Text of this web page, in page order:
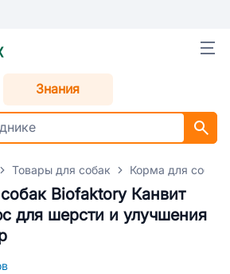
Знания
Товары для собак Корма для собак
Biofaktory Канвит
для шерсти и улучшения